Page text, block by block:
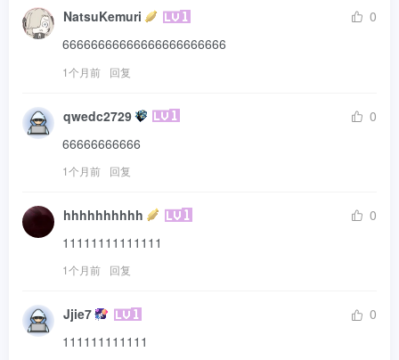
NatsuKemuri
0
66666666666666666666666
1个月前 回复
qwedc2729
0
66666666666
1个月前 回复
hhhhhhhhhh
0
11111111111111
1个月前 回复
Jjie7
0
111111111111